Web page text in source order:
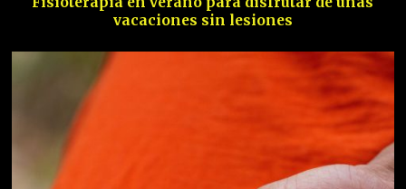
vacaciones sin lesiones